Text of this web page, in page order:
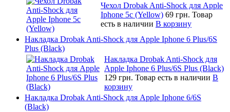
Чехол Drobak Anti-Shock для Apple
Iphone 5c (Yellow) 69 грн. Товар
есть в наличии В корзину
Накладка Drobak Anti-Shock для Apple Iphone 6 Plus/6S
Plus (Black)
Накладка Drobak Anti-Shock для
Apple Iphone 6 Plus/6S Plus (Black)
129 грн. Товар есть в наличии В
корзину
Накладка Drobak Anti-Shock для Apple Iphone 6/6S
(Black)